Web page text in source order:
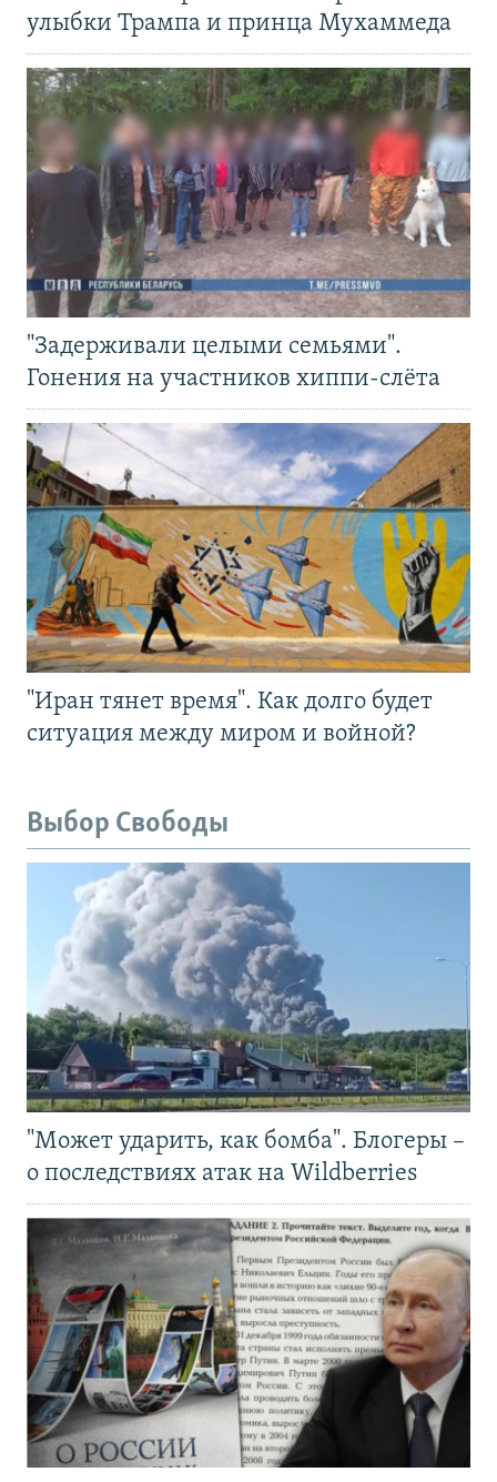
улыбки Трампа и принца Мухаммеда
"Задерживали целыми семьями".
Гонения на участников хиппи-слёта
"Иран тянет время". Как долго будет
ситуация между миром и войной?
Выбор Свободы
"Может ударить, как бомба". Блогеры –
о последствиях атак на Wildberries